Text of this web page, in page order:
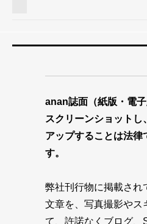
anan誌面（紙版・電
スクリーンショットし
アップすることは法律
す。
弊社刊行物に掲載され
文章を、写真撮影やス
て、許諾なくブログ、